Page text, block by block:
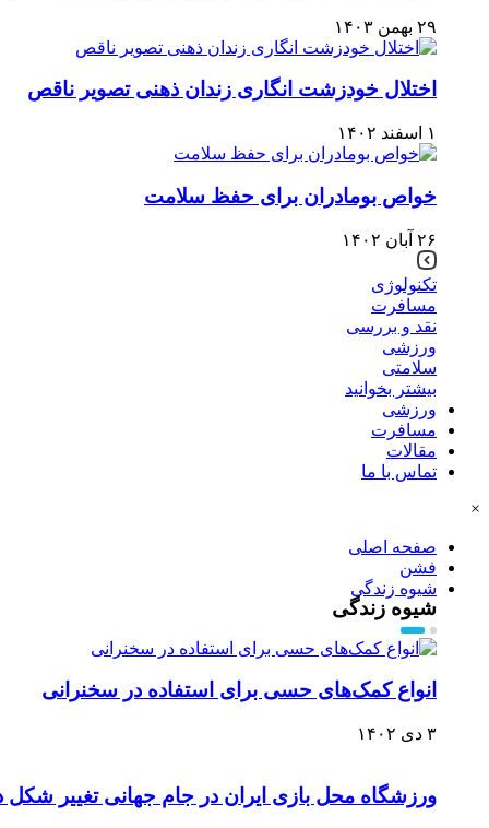
۲۹ بهمن ۱۴۰۳
اختلال خودزشت انگاری زندان ذهنی تصویر ناقص
۱ اسفند ۱۴۰۲
خواص بومادران برای حفظ سلامت
۲۶ آبان ۱۴۰۲
تکنولوژی
مسافرت
نقد و بررسی
ورزشی
سلامتی
بیشتر بخوانید
ورزشی
مسافرت
مقالات
تماس با ما
×
صفحه اصلی
فشن
شیوه زندگی
شیوه زندگی
انواع کمک‌های حسی برای استفاده در سخنرانی
۳ دی ۱۴۰۲
ورزشگاه محل بازی ایران در جام جهانی تغییر شکل